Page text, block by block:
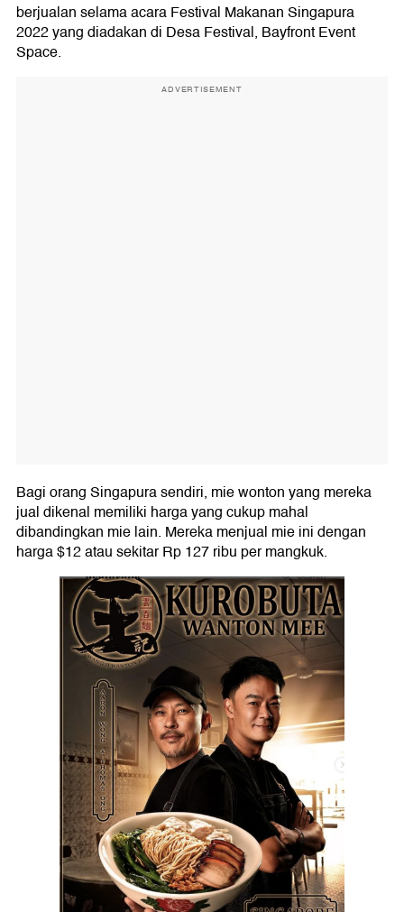
berjualan selama acara Festival Makanan Singapura
2022 yang diadakan di Desa Festival, Bayfront Event
Space.
ADVERTISEMENT
Bagi orang Singapura sendiri, mie wonton yang mereka
jual dikenal memiliki harga yang cukup mahal
dibandingkan mie lain. Mereka menjual mie ini dengan
harga $12 atau sekitar Rp 127 ribu per mangkuk.